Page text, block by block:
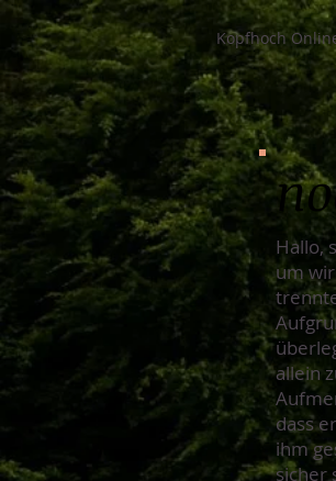
Kopfhoch
Hallo,
um
allein
dass
ihm
sicher